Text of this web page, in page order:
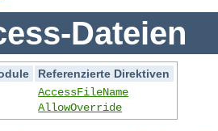
Dateien
Referenzierte Direktiven
AccessFileName
AllowOverride